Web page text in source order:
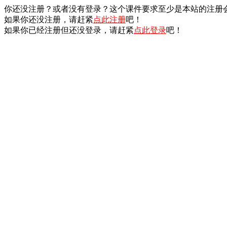
你还没注册？或者没有登录？这个课件要求至少是本站的注册
如果你还没注册，请赶紧点此注册吧！
如果你已经注册但还没登录，请赶紧点此登录吧！